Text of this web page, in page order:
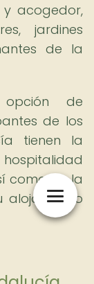
acogedor,
jardines
de la
opción de
de los
tienen la
como de la